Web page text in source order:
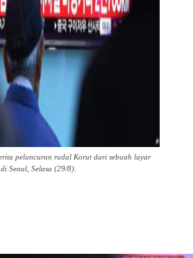
peluncuran rudal Korut dari sebuah layar
Seoul, Selasa (29/8).